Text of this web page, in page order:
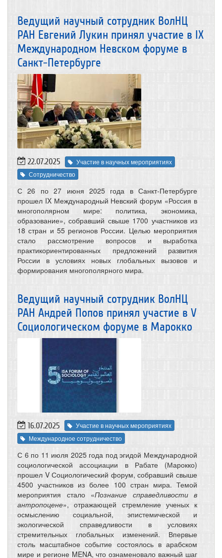
Ведущий научный сотрудник ВолНЦ
РАН Евгений Лукин принял участие в IX
Международном Невском форуме в
Санкт-Петербурге
22.07.2025
Участие в научных мероприятиях
Сотрудничество
С 26 по 27 июня 2025 года в Санкт-Петербурге
прошел IX Международный Невский форум «Россия в
многополярном мире: политика, экономика,
образование», собравший свыше 1700 участников из
18 стран и 55 регионов России. Целью мероприятия
стало рассмотрение вопросов и выработка
практикориентированных предложений развития
России в условиях новых глобальных вызовов и
формирования многополярного мира.
Ведущий научный сотрудник ВолНЦ
РАН Андрей Попов принял участие в V
Социологическом форуме в Марокко
16.07.2025
Участие в научных мероприятиях
Международное сотрудничество
С 6 по 11 июля 2025 года под эгидой Международной
социологической ассоциации в Рабате (Марокко)
прошел V Социологический форум, собравший свыше
4500 участников из более 100 стран мира. Темой
мероприятия стало «Познание справедливости в
антропоцене», отражающей стремление ученых к
осмыслению социальной, эпистемической и
экологической справедливости в условиях
стремительных глобальных изменений. Впервые
столь масштабное событие состоялось в арабском
мире и регионе MENA, что ознаменовало важный шаг